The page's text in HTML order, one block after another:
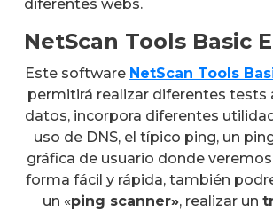
diferentes webs.
NetScan Tools Basic
Este software NetScan Tools
permitirá realizar diferentes tests
datos, incorpora diferentes
uso de DNS, el típico ping, un
gráfica de usuario donde
forma fácil y rápida, también
un «ping scanner», realizar un